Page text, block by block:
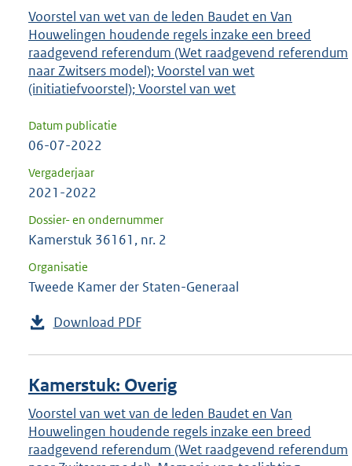
Voorstel van wet van de leden Baudet en Van
Houwelingen houdende regels inzake een breed
raadgevend referendum (Wet raadgevend referendum
naar Zwitsers model); Voorstel van wet
(initiatiefvoorstel); Voorstel van wet
Datum publicatie
06-07-2022
Vergaderjaar
2021-2022
Dossier- en ondernummer
Kamerstuk 36161, nr. 2
Organisatie
Tweede Kamer der Staten-Generaal
Download PDF
Kamerstuk: Overig
Voorstel van wet van de leden Baudet en Van
Houwelingen houdende regels inzake een breed
raadgevend referendum (Wet raadgevend referendum